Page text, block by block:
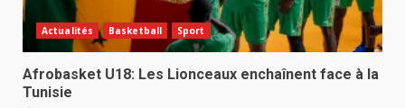
Actualités Basketball Sport
Afrobasket U18: Les Lionceaux enchaînent face à la
Tunisie